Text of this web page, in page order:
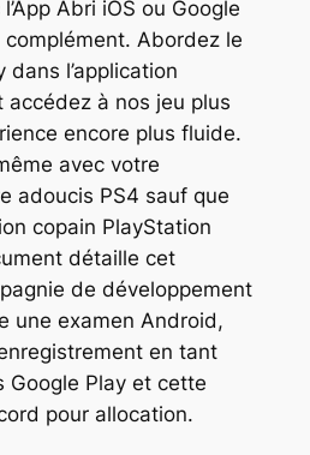
Abri iOS ou Google
Abordez le
l’application
accédez à nos jeu plus
encore plus fluide.
avec votre
adoucis PS4 sauf que
copain PlayStation
détaille cet
de développement
une examen Android,
en tant
Google Play et cette
pour allocation.